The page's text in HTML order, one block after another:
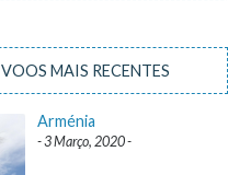
VOOS MAIS RECENTES
Arménia
3 Março, 2020